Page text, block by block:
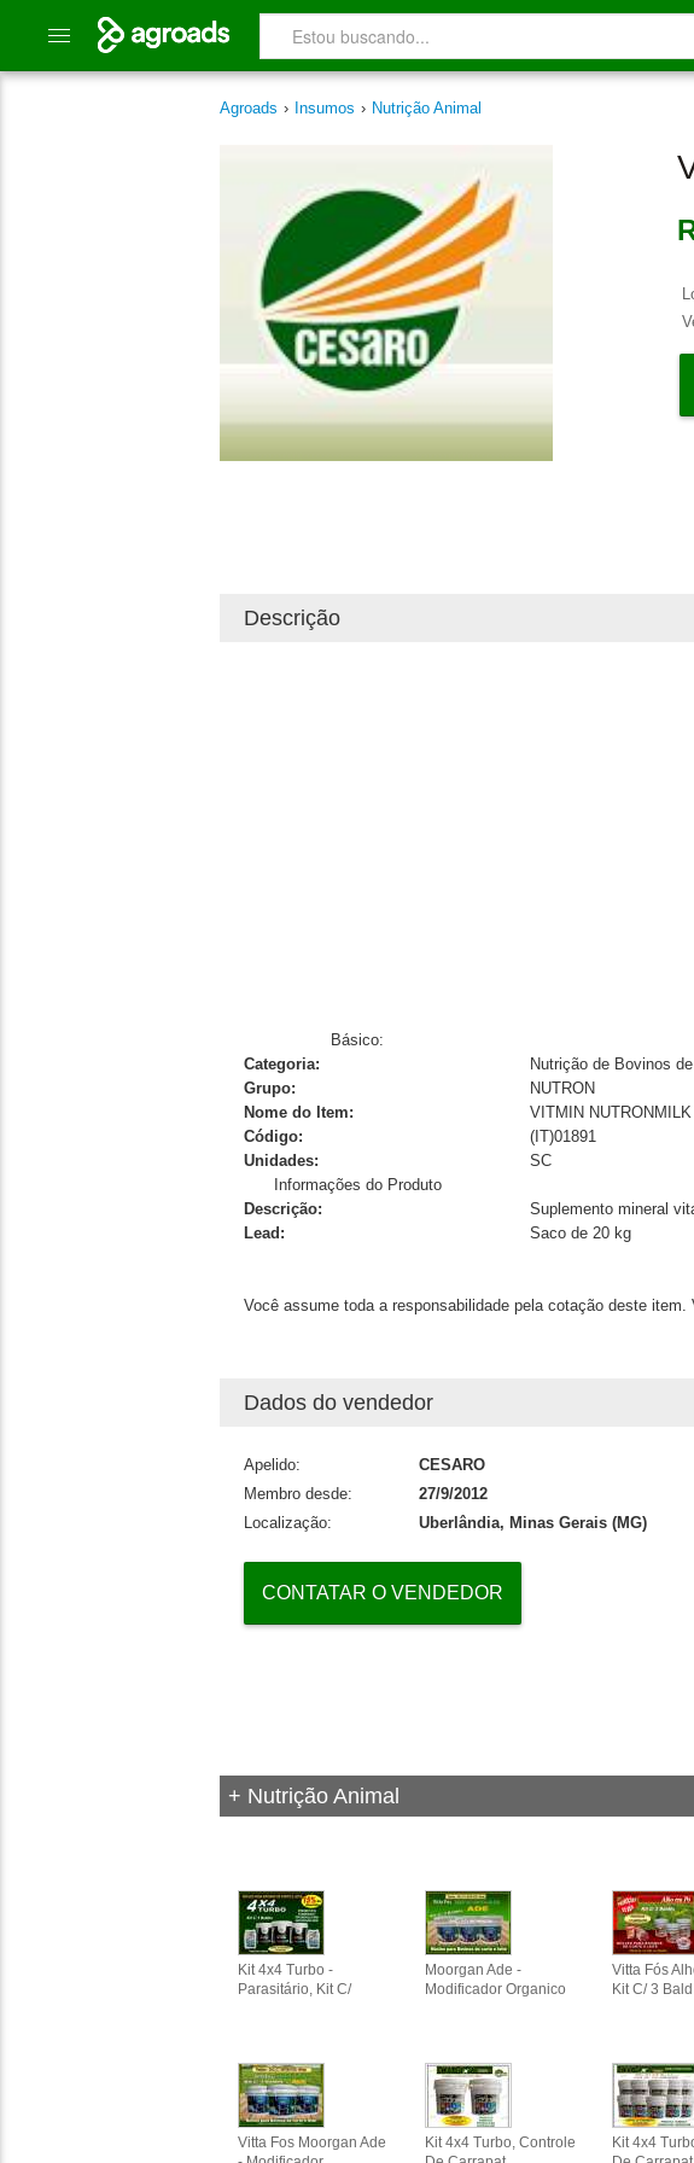
Agroads › Insumos › Nutrição Animal
Descrição
Básico:
Categoria:
Nutrição de Bovinos
Grupo:
NUTRON
Nome do Item:
VITMIN
Código:
(IT)01891
Unidades:
SC
Informações do Produto
Descrição:
Suplemento mineral
Lead:
Saco de 20 kg
Você assume toda a responsabilidade pela cotação deste
Dados do vendedor
Apelido:
CESARO
Membro desde:
27/9/2012
Localização:
Uberlândia, Minas Gerais (MG)
CONTATAR O VENDEDOR
+ Nutrição Animal
Kit 4x4 Turbo -
Parasitário, Kit C/
Moorgan Ade -
Modificador Organico
Vitta Fós
Kit C/ 3 Bald
Vitta Fos Moorgan Ade
Kit 4x4 Turbo, Controle
Kit 4x4